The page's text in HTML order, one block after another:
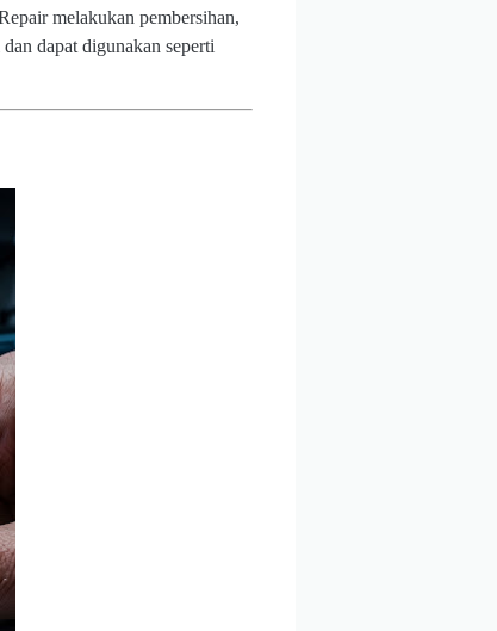
melakukan pembersihan,
dapat digunakan seperti